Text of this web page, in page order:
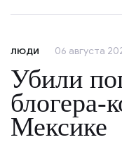
ЛЮДИ 06 августа
Убили
блогера-
Мексике